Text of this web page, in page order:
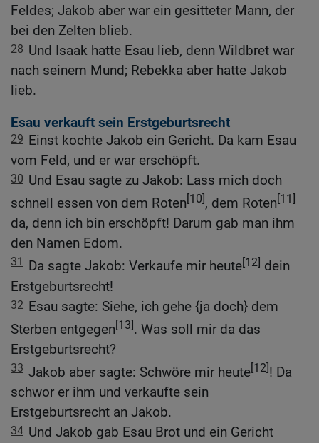
Feldes; Jakob aber war ein gesitteter Mann, der
bei den Zelten blieb.
28 Und Isaak hatte Esau lieb, denn Wildbret war
nach seinem Mund; Rebekka aber hatte Jakob
lieb.
Esau verkauft sein Erstgeburtsrecht
29 Einst kochte Jakob ein Gericht. Da kam Esau
vom Feld, und er war erschöpft.
30 Und Esau sagte zu Jakob: Lass mich doch
schnell essen von dem Roten[10], dem Roten[11]
da, denn ich bin erschöpft! Darum gab man ihm
den Namen Edom.
31 Da sagte Jakob: Verkaufe mir heute[12] dein
Erstgeburtsrecht!
32 Esau sagte: Siehe, ich gehe {ja doch} dem
Sterben entgegen[13]. Was soll mir da das
Erstgeburtsrecht?
33 Jakob aber sagte: Schwöre mir heute[12]! Da
schwor er ihm und verkaufte sein
Erstgeburtsrecht an Jakob.
34 Und Jakob gab Esau Brot und ein Gericht